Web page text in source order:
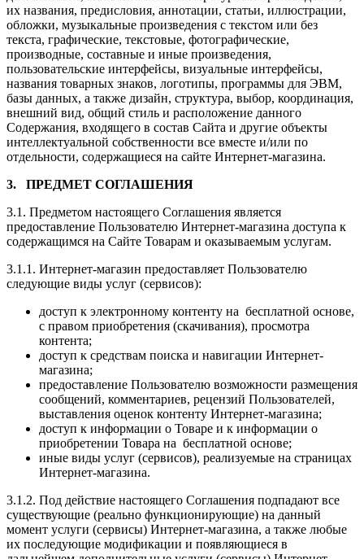
их названия, предисловия, аннотации, статьи, иллюстрации,
обложки, музыкальные произведения с текстом или без
текста, графические, текстовые, фотографические,
производные, составные и иные произведения,
пользовательские интерфейсы, визуальные интерфейсы,
названия товарных знаков, логотипы, программы для ЭВМ,
базы данных, а также дизайн, структура, выбор, координация,
внешний вид, общий стиль и расположение данного
Содержания, входящего в состав Сайта и другие объекты
интеллектуальной собственности все вместе и/или по
отдельности, содержащиеся на сайте Интернет-магазина.
3. ПРЕДМЕТ СОГЛАШЕНИЯ
3.1. Предметом настоящего Соглашения является
предоставление Пользователю Интернет-магазина доступа к
содержащимся на Сайте Товарам и оказываемым услугам.
3.1.1. Интернет-магазин предоставляет Пользователю
следующие виды услуг (сервисов):
доступ к электронному контенту на бесплатной основе,
с правом приобретения (скачивания), просмотра
контента;
доступ к средствам поиска и навигации Интернет-
магазина;
предоставление Пользователю возможности размещения
сообщений, комментариев, рецензий Пользователей,
выставления оценок контенту Интернет-магазина;
доступ к информации о Товаре и к информации о
приобретении Товара на бесплатной основе;
иные виды услуг (сервисов), реализуемые на страницах
Интернет-магазина.
3.1.2. Под действие настоящего Соглашения подпадают все
существующие (реально функционирующие) на данный
момент услуги (сервисы) Интернет-магазина, а также любые
их последующие модификации и появляющиеся в